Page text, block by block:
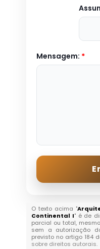
Mensagem: *
O texto acima "
Continental I" é de
parcial ou total,
sem a autorização
previsto no artigo 184
sobre direitos autorais.